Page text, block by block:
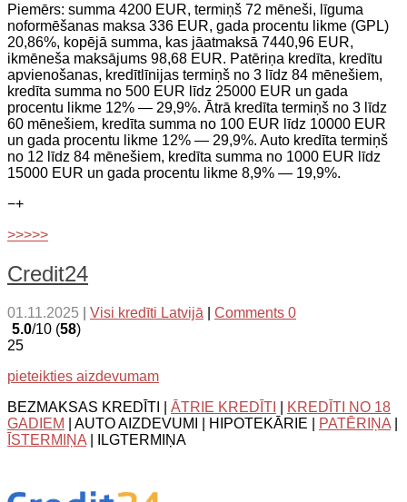
Piemērs: summa 4200 EUR, termiņš 72 mēneši, līguma
noformēšanas maksa 336 EUR, gada procentu likme (GPL)
20,86%, kopējā summa, kas jāatmaksā 7440,96 EUR,
ikmēneša maksājums 98,68 EUR. Patēriņa kredīta, kredītu
apvienošanas, kredītlīnijas termiņš no 3 līdz 84 mēnešiem,
kredīta summa no 500 EUR līdz 25000 EUR un gada
procentu likme 12% — 29,9%. Ātrā kredīta termiņš no 3 līdz
60 mēnešiem, kredīta summa no 100 EUR līdz 10000 EUR
un gada procentu likme 12% — 29,9%. Auto kredīta termiņš
no 12 līdz 84 mēnešiem, kredīta summa no 1000 EUR līdz
15000 EUR un gada procentu likme 8,9% — 19,9%.
−+
>>>>>
Credit24
01.11.2025 Visi kredīti Latvijā
Comments 0
5.0/10 (58)
25
pieteikties aizdevumam
BEZMAKSAS KREDĪTI | ĀTRIE KREDĪTI
KREDĪTI NO 18
GADIEM
| AUTO AIZDEVUMI | HIPOTEKĀRIE | PATĒRIŅA
ĪSTERMIŅA | ILGTERMIŅA